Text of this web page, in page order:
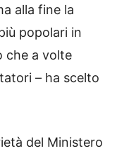
alla fine la
popolari in
che a volte
– ha scelto
del Ministero